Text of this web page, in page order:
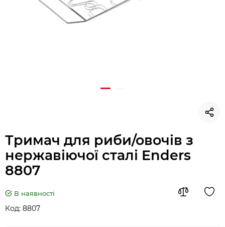
Тримач для риби/овочів з
нержавіючої сталі Enders
8807
В наявності
Код: 8807